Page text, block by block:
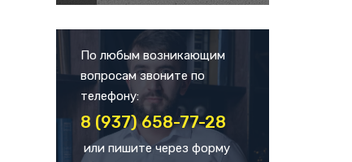
По любым возникающим
вопросам звоните по
телефону:
8 (937) 658-77-28
или пишите через форму